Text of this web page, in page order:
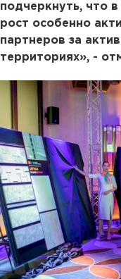
подчеркнуть, что
рост особенно
партнеров за
территориях», -